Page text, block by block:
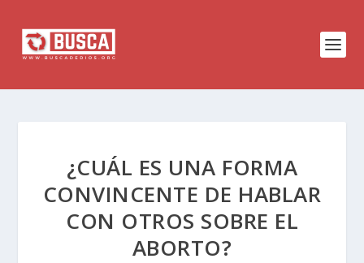
¿CUÁL ES UNA FORMA
CONVINCENTE DE HABLAR
CON OTROS SOBRE EL
ABORTO?